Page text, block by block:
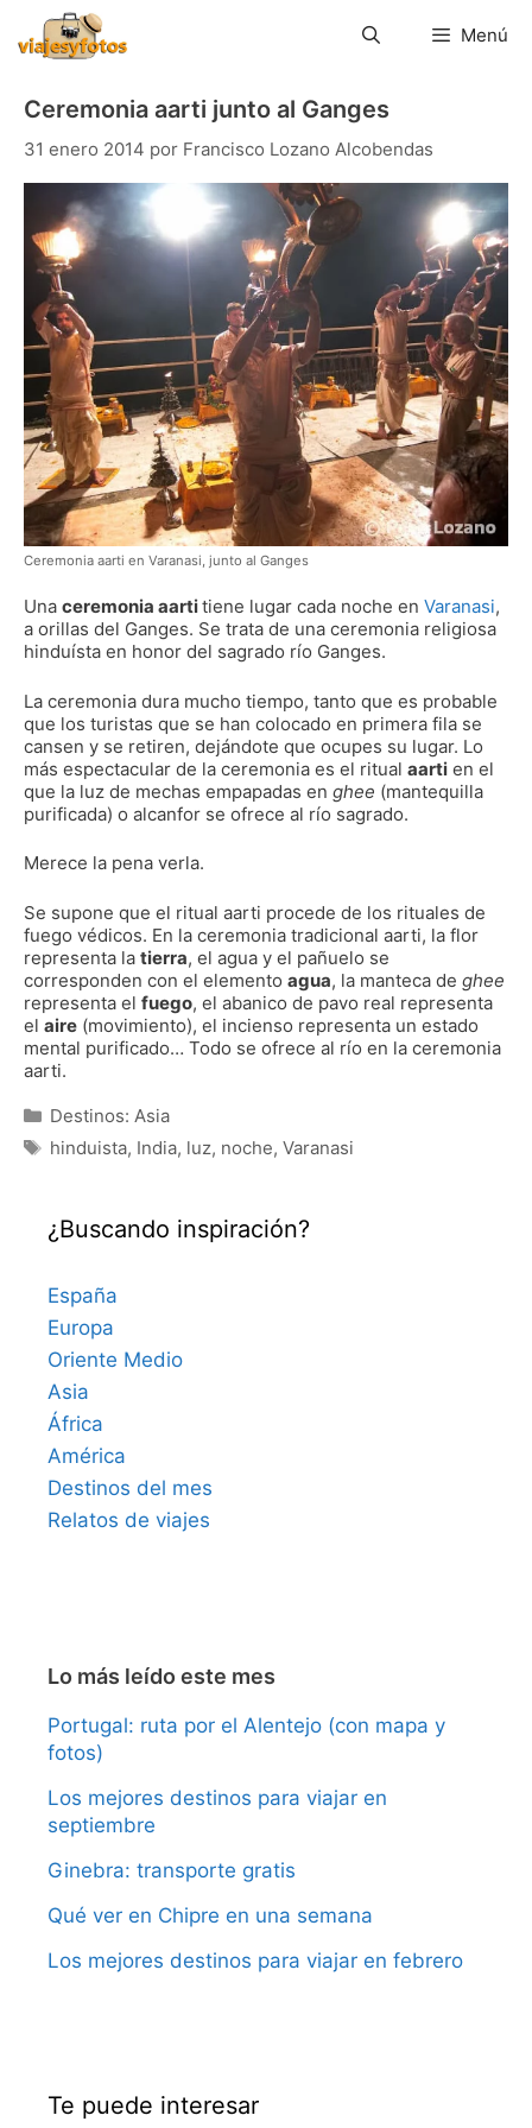
contenido
Menú
Ceremonia aarti junto al Ganges
31 enero 2014 por Francisco Lozano Alcobendas
Ceremonia aarti en Varanasi, junto al Ganges
Una ceremonia aartitiene lugar cada noche en Varanasi,
a orillas del Ganges. Se trata de una ceremonia religiosa
hinduísta en honor del sagrado río Ganges.
La ceremonia dura mucho tiempo, tanto que es probable
que los turistas que se han colocado en primera fila se
cansen y se retiren, dejándote que ocupes su lugar. Lo
más espectacular de la ceremonia es el ritual aarti en el
que la luz de mechas empapadas en ghee (mantequilla
purificada) o alcanfor se ofrece al río sagrado.
Merece la pena verla.
Se supone que el ritual aarti procede de los rituales de
fuego védicos. En la ceremonia tradicional aarti, la flor
representa la tierra, el agua y el pañuelo se
corresponden con el elemento agua, la manteca de ghee
representa el fuego, el abanico de pavo real representa
el aire (movimiento), el incienso representa un estado
mental purificado… Todo se ofrece al río en la ceremonia
aarti.
Categorías
Destinos: Asia
Etiquetas
hinduista, India, luz, noche, Varanasi
¿Buscando inspiración?
España
Europa
Oriente Medio
Asia
África
América
Destinos del mes
Relatos de viajes
Lo más leído este mes
Portugal: ruta por el Alentejo (con mapa y
fotos)
Los mejores destinos para viajar en
septiembre
Ginebra: transporte gratis
Qué ver en Chipre en una semana
Los mejores destinos para viajar en febrero
Te puede interesar